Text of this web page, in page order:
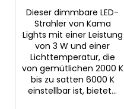
Dieser dimmbare LED-
Strahler von Kama
Lights mit einer Leistung
von 3 W und einer
Lichttemperatur, die
von gemütlichen 2000 K
bis zu satten 6000 K
einstellbar ist, bietet...